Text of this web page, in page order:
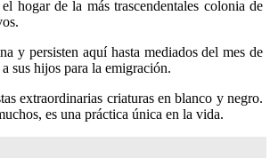
hogar de la más trascendentales colonia de
y persisten aquí hasta mediados del mes de
sus hijos para la emigración.
extraordinarias criaturas en blanco y negro.
es una práctica única en la vida.